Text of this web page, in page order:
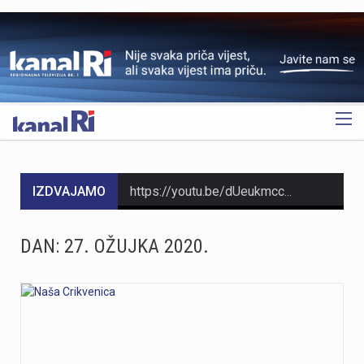
OGLAS
IZDVAJAMO
DAN: 27. OŽUJKA 2020.